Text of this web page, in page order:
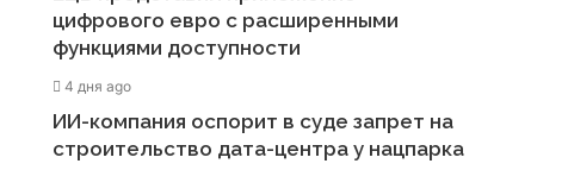
цифрового евро с расширенными
функциями доступности
4 дня ago
ИИ-компания оспорит в суде запрет на
строительство дата-центра у нацпарка